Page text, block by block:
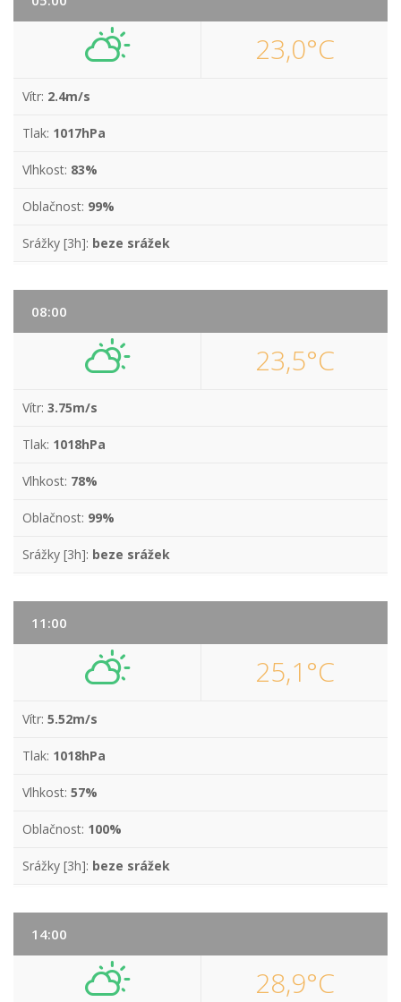
23,0°C
Vítr: 2.4m/s
Tlak: 1017hPa
Vlhkost: 83%
Oblačnost: 99%
Srážky [3h]: beze srážek
08:00
23,5°C
Vítr: 3.75m/s
Tlak: 1018hPa
Vlhkost: 78%
Oblačnost: 99%
Srážky [3h]: beze srážek
11:00
25,1°C
Vítr: 5.52m/s
Tlak: 1018hPa
Vlhkost: 57%
Oblačnost: 100%
Srážky [3h]: beze srážek
14:00
28,9°C